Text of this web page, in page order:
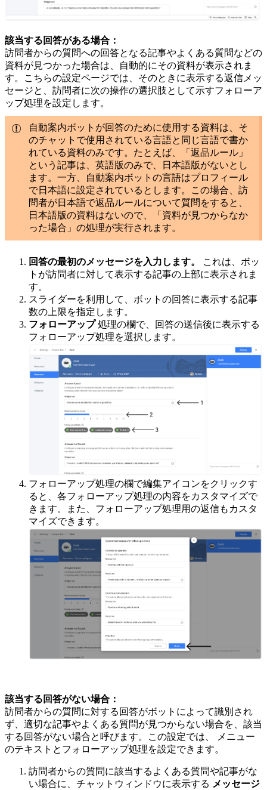
該当する回答がある場合：
訪問者からの質問への回答となる記事やよくある質問などの
資料が見つかった場合は、自動的にその資料が表示されま
す。こちらの設定ページでは、そのときに表示する返信メッ
セージと、訪問者に次の操作の選択肢として示すフォローア
ップ処理を設定します。
自動案内ボットが回答のために使用する資料は、そ
のチャットで使用されている言語と同じ言語で書か
れている資料のみです。たとえば、「返品ルール」
という記事は、英語版のみで、日本語版がないとし
ます。一方、自動案内ボットの言語はプロフィール
で日本語に設定されているとします。この場合、訪
問者が日本語で返品ルールについて質問をすると、
日本語版の資料はないので、「資料が見つからなか
った場合」の処理が実行されます。
回答の最初のメッセージを入力します。
これは、ボッ
トが訪問者に対して表示する記事の上部に表示されま
す。
スライダーを利用して、ボットの回答に表示する記事
数の上限を指定します。
フォローアップ処理の欄で、回答の送信後に表示する
フォローアップ処理を選択します。
フォローアップ処理の欄で編集アイコンをクリックす
ると、各フォローアップ処理の内容をカスタマイズで
きます。また、フォローアップ処理用の返信もカスタ
マイズできます。
該当する回答がない場合：
訪問者からの質問に対する回答がボットによって識別され
ず、適切な記事やよくある質問が見つからない場合を、該当
する回答がない場合と呼びます。この設定では、 メニュー
のテキストとフォローアップ処理を設定できます。
訪問者からの質問に該当するよくある質問や記事がな
い場合に、チャットウィンドウに表示する メッセージ